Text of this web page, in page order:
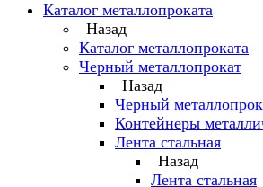
Каталог металлопроката
Назад
Каталог металлопроката
Черный металлопрокат
Назад
Черный
Контейнеры
Лента стальная
Назад
Лента стальная